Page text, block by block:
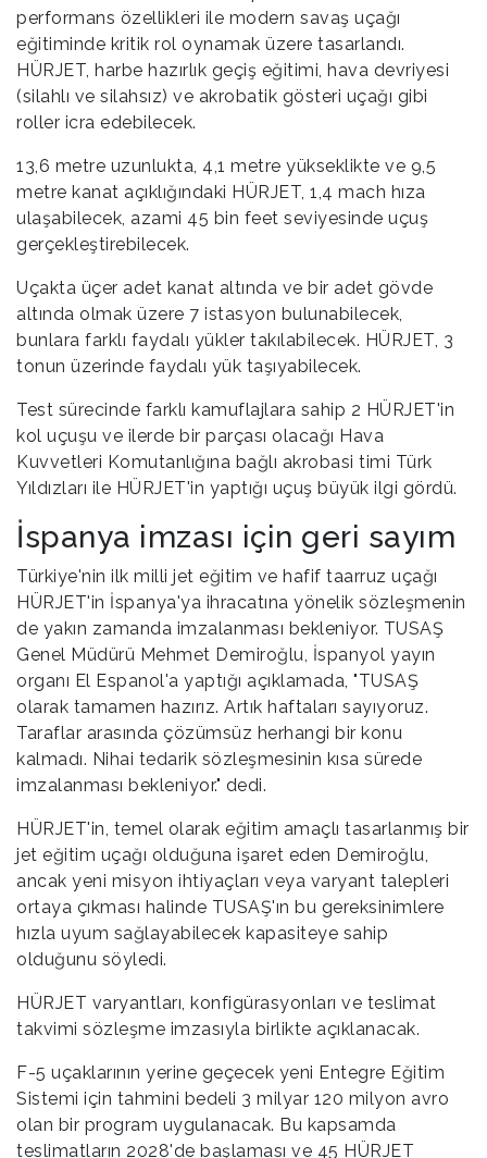
performans özellikleri ile modern savaş uçağı
eğitiminde kritik rol oynamak üzere tasarlandı.
HÜRJET, harbe hazırlık geçiş eğitimi, hava devriyesi
(silahlı ve silahsız) ve akrobatik gösteri uçağı gibi
roller icra edebilecek.
13,6 metre uzunlukta, 4,1 metre yükseklikte ve 9,5
metre kanat açıklığındaki HÜRJET, 1,4 mach hıza
ulaşabilecek, azami 45 bin feet seviyesinde uçuş
gerçekleştirebilecek.
Uçakta üçer adet kanat altında ve bir adet gövde
altında olmak üzere 7 istasyon bulunabilecek,
bunlara farklı faydalı yükler takılabilecek. HÜRJET, 3
tonun üzerinde faydalı yük taşıyabilecek.
Test sürecinde farklı kamuflajlara sahip 2 HÜRJET'in
kol uçuşu ve ilerde bir parçası olacağı Hava
Kuvvetleri Komutanlığına bağlı akrobasi timi Türk
Yıldızları ile HÜRJET'in yaptığı uçuş büyük ilgi gördü.
İspanya imzası için geri sayım
Türkiye'nin ilk milli jet eğitim ve hafif taarruz uçağı
HÜRJET'in İspanya'ya ihracatına yönelik sözleşmenin
de yakın zamanda imzalanması bekleniyor. TUSAŞ
Genel Müdürü Mehmet Demiroğlu, İspanyol yayın
organı El Espanol'a yaptığı açıklamada, "TUSAŞ
olarak tamamen hazırız. Artık haftaları sayıyoruz.
Taraflar arasında çözümsüz herhangi bir konu
kalmadı. Nihai tedarik sözleşmesinin kısa sürede
imzalanması bekleniyor." dedi.
HÜRJET'in, temel olarak eğitim amaçlı tasarlanmış bir
jet eğitim uçağı olduğuna işaret eden Demiroğlu,
ancak yeni misyon ihtiyaçları veya varyant talepleri
ortaya çıkması halinde TUSAŞ'ın bu gereksinimlere
hızla uyum sağlayabilecek kapasiteye sahip
olduğunu söyledi.
HÜRJET varyantları, konfigürasyonları ve teslimat
takvimi sözleşme imzasıyla birlikte açıklanacak.
F-5 uçaklarının yerine geçecek yeni Entegre Eğitim
Sistemi için tahmini bedeli 3 milyar 120 milyon avro
olan bir program uygulanacak. Bu kapsamda
teslimatların 2028'de başlaması ve 45 HÜRJET